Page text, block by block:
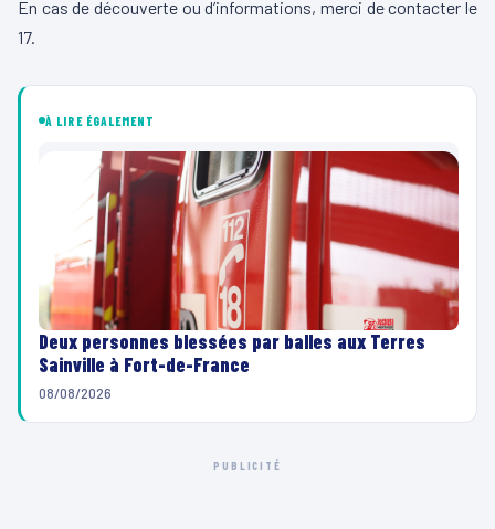
En cas de découverte ou d’informations, merci de contacter le
17.
À LIRE ÉGALEMENT
Deux personnes blessées par balles aux Terres
Sainville à Fort-de-France
08/08/2026
PUBLICITÉ